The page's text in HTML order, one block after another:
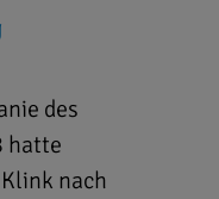
des
hatte
nach